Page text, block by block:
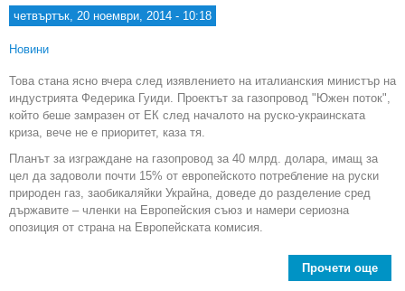
четвъртък, 20 ноември, 2014 - 10:18
Новини
Това стана ясно вчера след изявлението на италианския министър на
индустрията Федерика Гуиди. Проектът за газопровод "Южен поток",
който беше замразен от ЕК след началото на руско-украинската
криза, вече не е приоритет, каза тя.
Планът за изграждане на газопровод за 40 млрд. долара, имащ за
цел да задоволи почти 15% от европейското потребление на руски
природен газ, заобикаляйки Украйна, доведе до разделение сред
държавите – членки на Европейския съюз и намери сериозна
опозиция от страна на Европейската комисия.
Прочети още